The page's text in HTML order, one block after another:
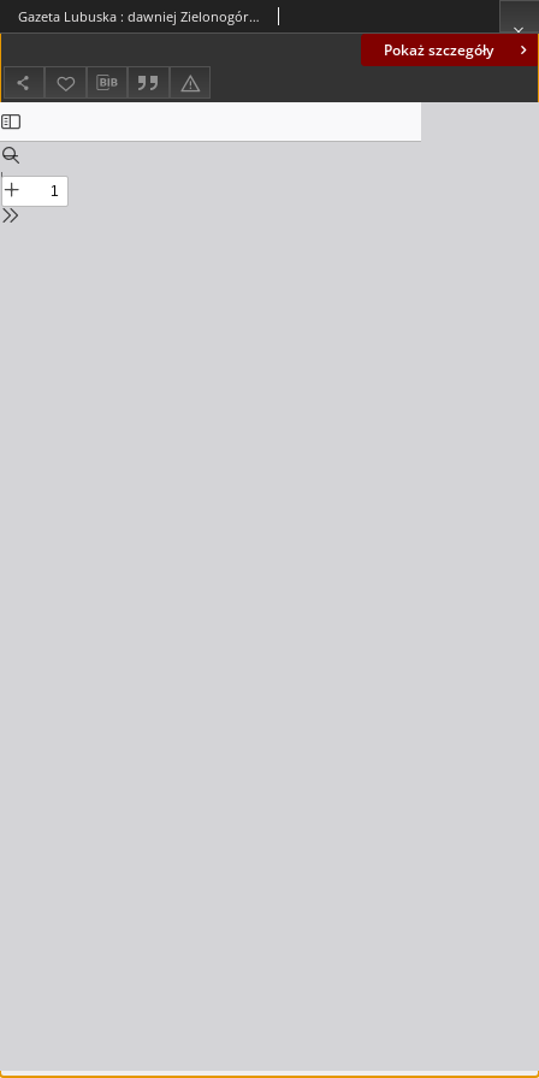
Pokaż szczegóły
Gazeta Lubuska : dawniej Zielonogórska-Gorzowska R. XLII [właśc. XLIII], nr 298 (22 grudnia 1994). - Wyd. 1